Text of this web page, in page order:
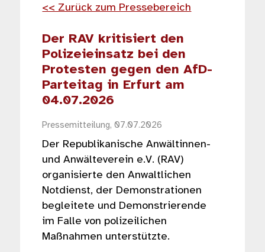
<< Zurück zum Pressebereich
Der RAV kritisiert den
Polizeieinsatz bei den
Protesten gegen den AfD-
Parteitag in Erfurt am
04.07.2026
Pressemitteilung, 07.07.2026
Der Republikanische Anwältinnen-
und Anwälteverein e.V. (RAV)
organisierte den Anwaltlichen
Notdienst, der Demonstrationen
begleitete und Demonstrierende
im Falle von polizeilichen
Maßnahmen unterstützte.